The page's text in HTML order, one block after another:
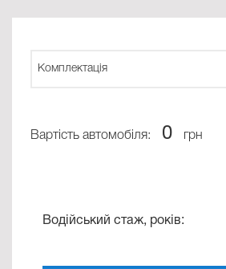
Вартість автомобіля: 0 грн
Водійський стаж, років: